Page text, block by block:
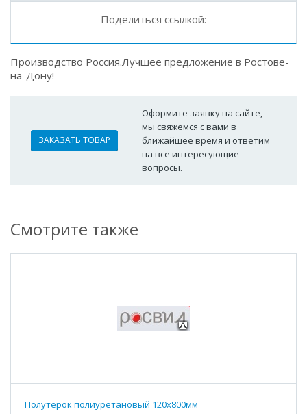
Поделиться ссылкой:
Производство Россия.Лучшее предложение в Ростове-
на-Дону!
ЗАКАЗАТЬ ТОВАР
Оформите заявку на сайте,
мы свяжемся с вами в
ближайшее время и ответим
на все интересующие
вопросы.
Смотрите также
Полутерок полиуретановый 120х800мм